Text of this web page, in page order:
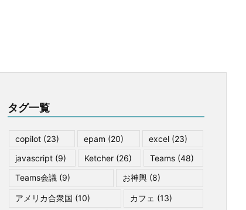
タグ一覧
copilot (23) epam (20) excel(23)
javascript (9) Ketcher (26) Teams (48)
Teams会議 (9) お神輿(8)
アメリカ合衆国 (10) カフェ (13)